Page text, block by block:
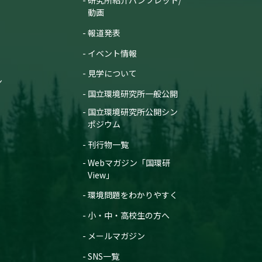
動画
報道発表
イベント情報
見学について
国立環境研究所一般公開
国立環境研究所公開シン
ポジウム
刊行物一覧
Webマガジン「国環研
View」
環境問題をわかりやすく
小・中・高校生の方へ
メールマガジン
SNS一覧